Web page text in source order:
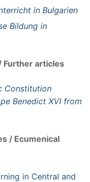
in Bulgarien
Bildung in
Further articles
Constitution
Benedict XVI from
/ Ecumenical
in Central and